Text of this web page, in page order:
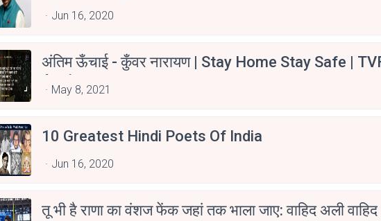
Jun 16, 2020
अंतिम ऊँचाई - कुँवर नारायण | Stay Home Stay Safe |
Aspirants
May 8, 2021
10 Greatest Hindi Poets Of India
Jun 16, 2020
तू भी है राणा का वंशज फेंक जहां तक भाला जाए: वाहिद अली वाहिद